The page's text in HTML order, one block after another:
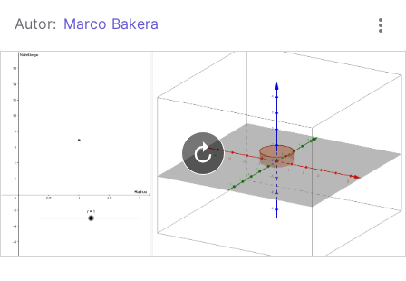
GeoGebra Classroom
Anmelden
Autor: Marco Bakera